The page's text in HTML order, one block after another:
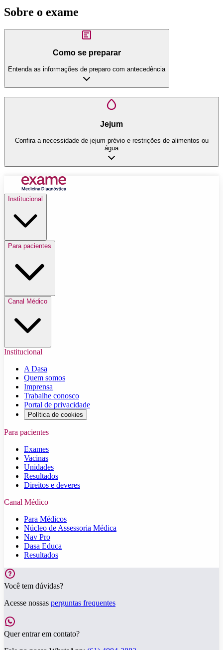
Sobre o exame
Como se preparar
Entenda as informações de preparo com antecedência
Jejum
Confira a necessidade de jejum prévio e restrições de alimentos ou
água
Institucional
Para pacientes
Canal Médico
Institucional
A Dasa
Quem somos
Imprensa
Trabalhe conosco
Portal de privacidade
Política de cookies
Para pacientes
Exames
Vacinas
Unidades
Resultados
Direitos e deveres
Canal Médico
Para Médicos
Núcleo de Assessoria Médica
Nav Pro
Dasa Educa
Resultados
Você tem dúvidas?
Acesse nossas perguntas frequentes
Quer entrar em contato?